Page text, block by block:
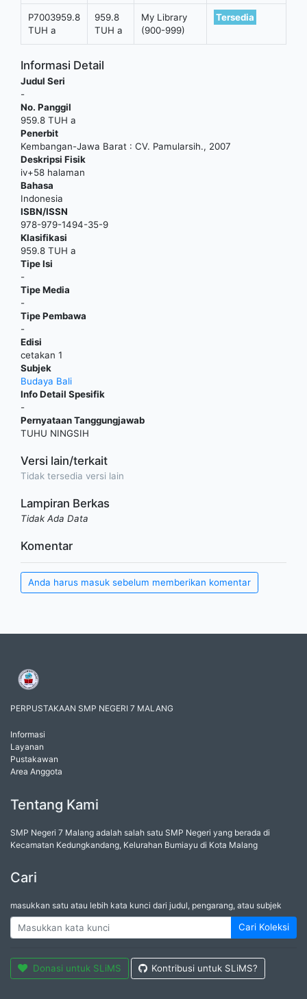
P7003959.8
TUH a
959.8
TUH a
My Library
(900-999)
Tersedia
Informasi Detail
Judul Seri
-
No. Panggil
959.8 TUH a
Penerbit
Kembangan-Jawa Barat : CV. Pamularsih., 2007
Deskripsi Fisik
iv+58 halaman
Bahasa
Indonesia
ISBN/ISSN
978-979-1494-35-9
Klasifikasi
959.8 TUH a
Tipe Isi
-
Tipe Media
-
Tipe Pembawa
-
Edisi
cetakan 1
Subjek
Budaya Bali
Info Detail Spesifik
-
Pernyataan Tanggungjawab
TUHU NINGSIH
Versi lain/terkait
Tidak tersedia versi lain
Lampiran Berkas
Tidak Ada Data
Komentar
Anda harus masuk sebelum memberikan komentar
PERPUSTAKAAN SMP NEGERI 7 MALANG
Informasi
Layanan
Pustakawan
Area Anggota
Tentang Kami
SMP Negeri 7 Malang adalah salah satu SMP Negeri yang berada di
Kecamatan Kedungkandang, Kelurahan Bumiayu di Kota Malang
Cari
masukkan satu atau lebih kata kunci dari judul, pengarang, atau subjek
Cari Koleksi
Donasi untuk SLiMS Kontribusi untuk SLiMS?